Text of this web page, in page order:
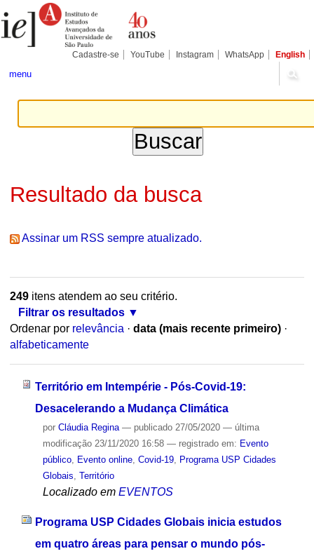
para
conteúdo.
Pessoais
Cadastre-se YouTube Instagram WhatsApp English
menu
Resultado da busca
Assinar um RSS sempre atualizado.
249itens atendem ao seu critério.
Filtrar os resultados
Ordenar por relevância · data (mais recente primeiro) ·
alfabeticamente
Território em Intempérie - Pós-Covid-19:
Desacelerando a Mudança Climática
por Cláudia Regina — publicado27/05/2020 — última
modificação23/11/2020 16:58 — registrado em: Evento
público, Evento online, Covid-19,
Programa USP Cidades
Globais Território
Localizado em EVENTOS
Programa USP Cidades Globais inicia estudos
em quatro áreas para pensar o mundo pós-